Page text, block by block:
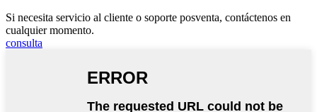
Si necesita servicio al cliente o soporte posventa, contáctenos en
cualquier momento.
consulta